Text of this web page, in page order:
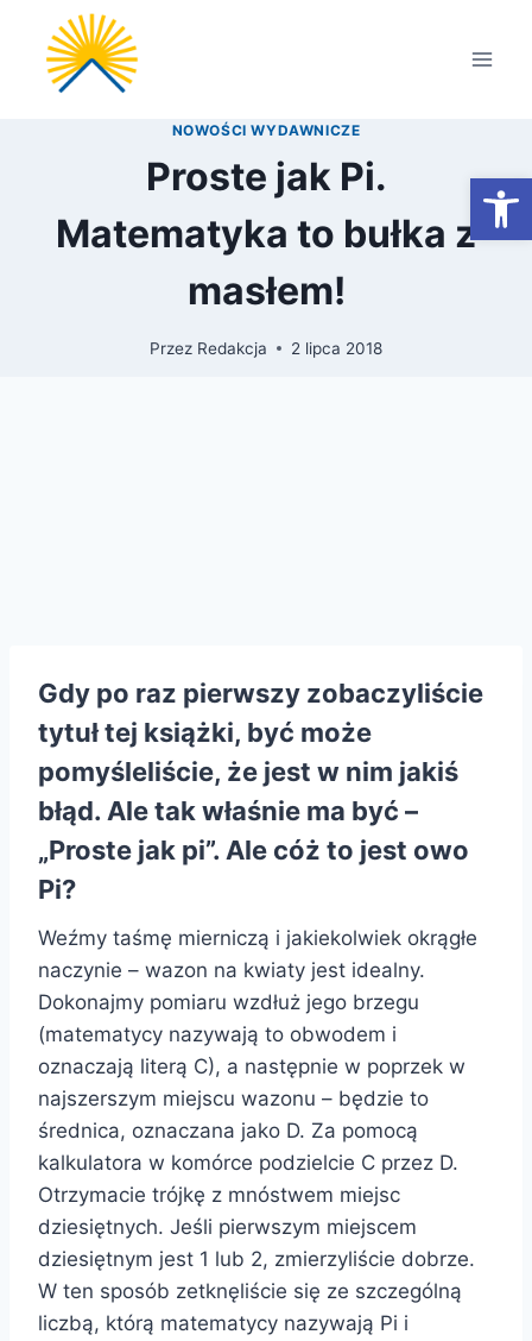
Przejdź
treści
NOWOŚCI WYDAWNICZE
Proste jak Pi.
Matematyka to bułka z
masłem!
Przez Redakcja 2 lipca 2018
Gdy po raz pierwszy zobaczyliście
tytuł tej książki, być może
pomyśleliście, że jest w nim jakiś
błąd. Ale tak właśnie ma być –
„Proste jak pi”. Ale cóż to jest owo
Pi?
Weźmy taśmę mierniczą i jakiekolwiek okrągłe
naczynie – wazon na kwiaty jest idealny.
Dokonajmy pomiaru wzdłuż jego brzegu
(matematycy nazywają to obwodem i
oznaczają literą C), a następnie w poprzek w
najszerszym miejscu wazonu – będzie to
średnica, oznaczana jako D. Za pomocą
kalkulatora w komórce podzielcie C przez D.
Otrzymacie trójkę z mnóstwem miejsc
dziesiętnych. Jeśli pierwszym miejscem
dziesiętnym jest 1 lub 2, zmierzyliście dobrze.
W ten sposób zetknęliście się ze szczególną
liczbą, którą matematycy nazywają Pi i